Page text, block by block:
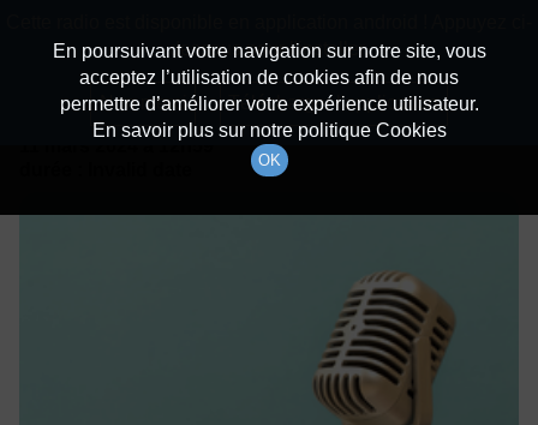
Détails De L'épisode
à 12h59
En poursuivant votre navigation sur notre site, vous
acceptez l’utilisation de cookies afin de nous
permettre d’améliorer votre expérience utilisateur.
En savoir plus sur notre politique Cookies
OK
dessous pour l'installer.
Non merci Télécharger l'application